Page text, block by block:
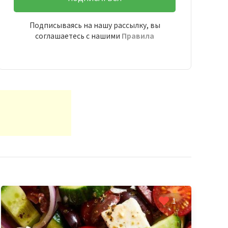
Подписываясь на нашу рассылку, вы
соглашаетесь с нашими Правила
1